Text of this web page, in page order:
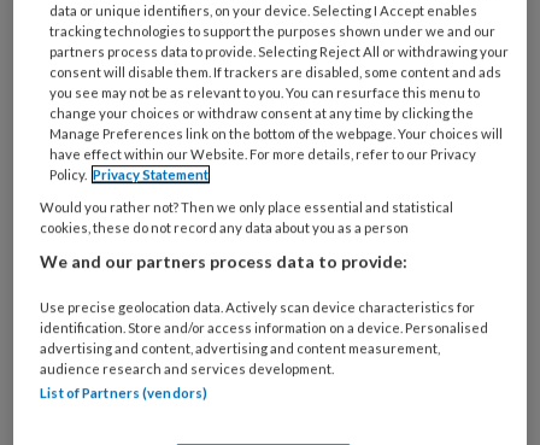
Wat
is
je
e-
mailadres?
* *
Kies
je
wachtwoord*
Kies
functie *
Bij
welke
organisatie
werk
data or unique identifiers, on your device. Selecting I Accept enables
tracking technologies to support the purposes shown under we and our
partners process data to provide. Selecting Reject All or withdrawing your
consent will disable them. If trackers are disabled, some content and ads
you see may not be as relevant to you. You can resurface this menu to
change your choices or withdraw consent at any time by clicking the
Manage Preferences link on the bottom of the webpage. Your choices will
have effect within our Website. For more details, refer to our Privacy
Policy. Privacy Statement
Would you rather not? Then we only place essential and statistical
cookies, these do not record any data about you as a person
We and our partners process data to provide:
Use precise geolocation data. Actively scan device characteristics for
identification. Store and/or access information on a device. Personalised
advertising and content, advertising and content measurement,
audience research and services development.
List of Partners (vendors)